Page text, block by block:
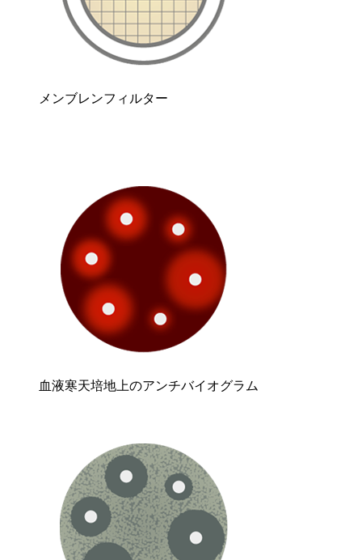
メンブレンフィルター
血液寒天培地上のアンチバイオグラム